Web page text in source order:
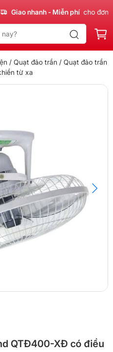
Giao nhanh - Miễn phí cho đơn
/ Quạt đảo trần / Quạt đảo trần
từ xa
QTĐ400-XĐ có điều